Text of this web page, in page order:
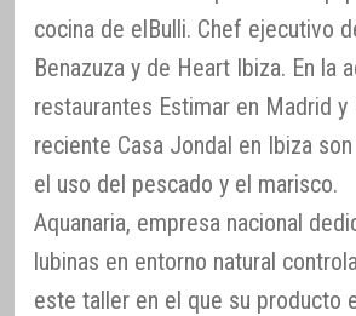
cocina de elBulli. Chef ejecutivo
Benazuza y de Heart Ibiza. En la
restaurantes Estimar en Madrid y
reciente Casa Jondal en Ibiza
el uso del pescado y el marisco.
Aquanaria, empresa nacional
lubinas en entorno natural
este taller en el que su producto